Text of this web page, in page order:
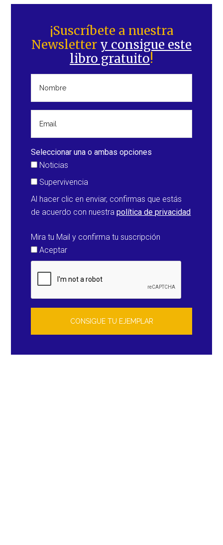
lateral
principal
¡Suscríbete a nuestra
Newsletter y consigue este
libro gratuito!
Seleccionar una o ambas opciones
Noticias
Supervivencia
Al hacer clic en enviar, confirmas que estás
de acuerdo con nuestrapolítica de privacidad
Mira tu Mail y confirma tu suscripción
Aceptar